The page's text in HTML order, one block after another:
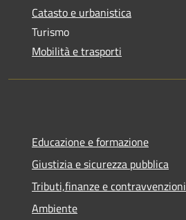
Catasto e urbanistica
Turismo
Mobilità e trasporti
Educazione e formazione
Giustizia e sicurezza pubblica
Tributi,finanze e contravvenzioni
Ambiente